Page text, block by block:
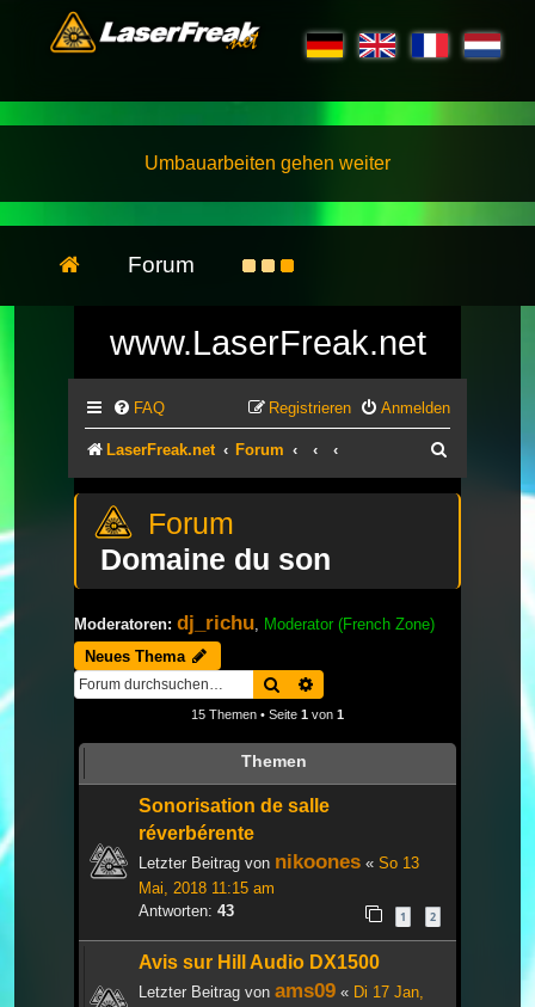
Umbauarbeiten gehen weiter
Forum
www.LaserFreak.net
FAQ Anmelden
Registrieren
LaserFreak.net Forum
Domaine du son
Moderatoren: dj_richu Moderator (French Zone)
Neues Thema
Suche
15 Themen • Seite 1 von 1
Themen
Sonorisation de salle
réverbérente
Letzter Beitrag von nikoones « So 13
Mai, 2018 11:15 am
Antworten: 43 1 2
Avis sur Hill Audio DX1500
Letzter Beitrag von ams09 « Di 17 Jan,